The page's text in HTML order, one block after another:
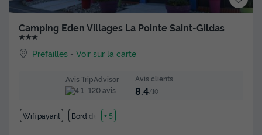
Camping Eden Villages La Pointe Saint-Gildas
★★★
Prefailles -Voir sur la carte
Avis TripAdvisor
120 avis
Avis clients
8.4/10
Wifi payant Bord de mer
+ 5